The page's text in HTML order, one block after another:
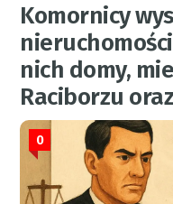
Komornicy
nich domy,
Raciborzu
0